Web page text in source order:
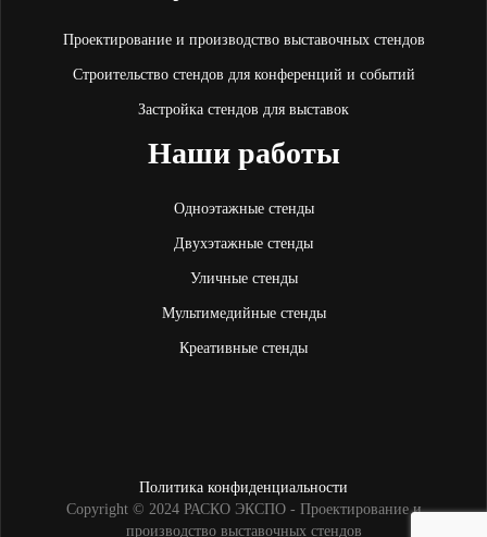
Проектирование и производство выставочных стендов
Строительство стендов для конференций и событий
Застройка стендов для выставок
Наши работы
Одноэтажные стенды
Двухэтажные стенды
Уличные стенды
Мультимедийные стенды
Креативные стенды
Copyright © 2024 РАСКО ЭКСПО - Проектирование и
производство выставочных стендов
Политика конфиденциальности